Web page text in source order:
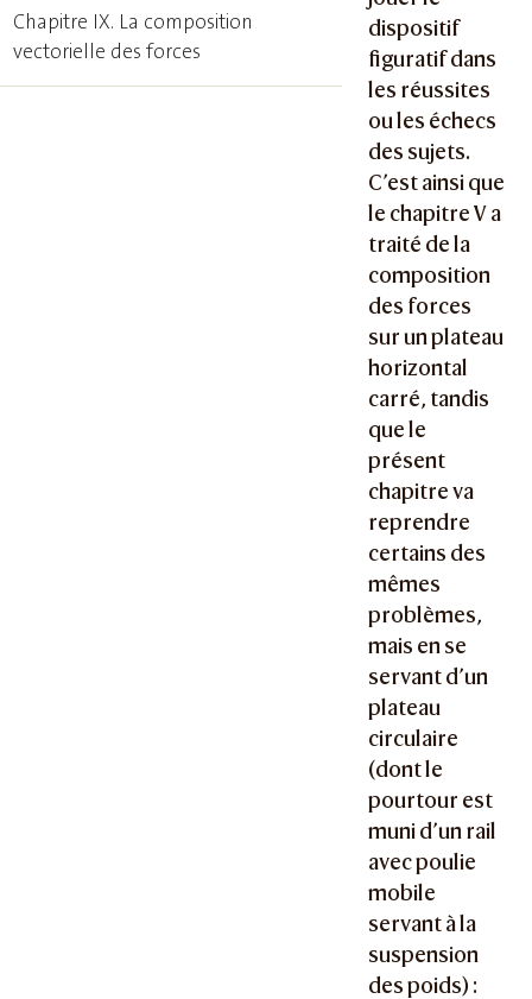
dispositif
figuratif dans
les réussites
ou les échecs
des sujets.
C’est ainsi que
le chapitre V a
traité de la
composition
des forces
sur un plateau
horizontal
carré, tandis
que le
présent
chapitre va
reprendre
certains des
mêmes
problèmes,
mais en se
servant d’un
plateau
circulaire
(dont le
pourtour est
muni d’un rail
avec poulie
mobile
servant à la
suspension
des poids) :
Chapitre IX. La composition
vectorielle des forces